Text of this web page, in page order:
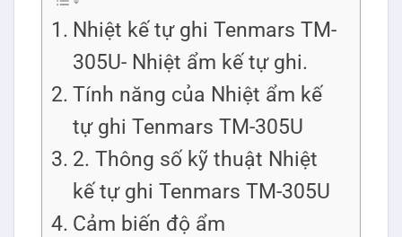
Nhiệt kế tự ghi Tenmars TM-
305U- Nhiệt ẩm kế tự ghi.
Tính năng của Nhiệt ẩm kế
tự ghi Tenmars TM-305U
2. Thông số kỹ thuật Nhiệt
kế tự ghi Tenmars TM-305U
Cảm biến độ ẩm